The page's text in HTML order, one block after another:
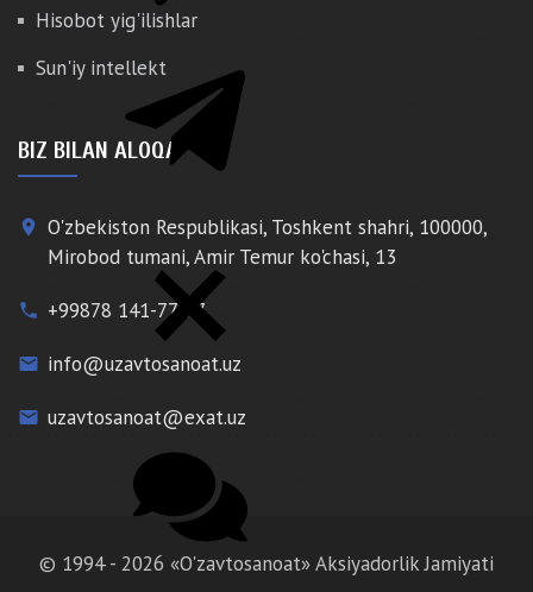
Hisobot yig'ilishlar
Sun'iy intellekt
BIZ BILAN ALOQA
place O'zbekiston Respublikasi, Toshkent shahri, 100000,
Mirobod tumani, Amir Temur ko'chasi, 13
phone +99878 141-77-77
email info@uzavtosanoat.uz
email uzavtosanoat@exat.uz
© 1994 - 2026 «O'zavtosanoat» Aksiyadorlik Jamiyati